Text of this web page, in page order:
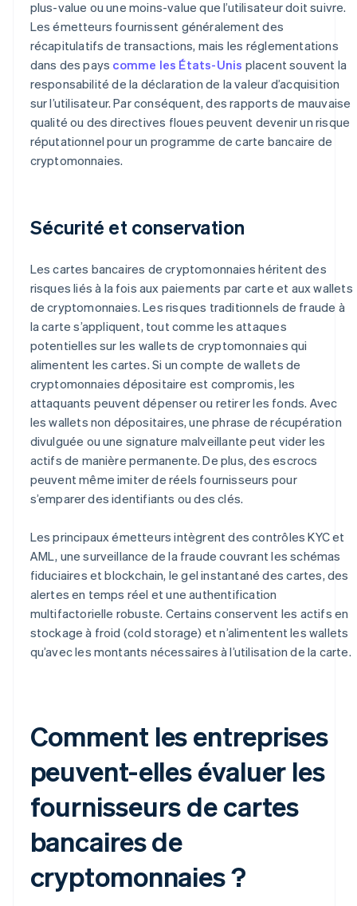
plus-value ou une moins-value que l’utilisateur doit suivre.
Les émetteurs fournissent généralement des
récapitulatifs de transactions, mais les réglementations
dans des pays comme les États-Unis placent souvent la
responsabilité de la déclaration de la valeur d’acquisition
sur l’utilisateur. Par conséquent, des rapports de mauvaise
qualité ou des directives floues peuvent devenir un risque
réputationnel pour un programme de carte bancaire de
cryptomonnaies.
Sécurité et conservation
Les cartes bancaires de cryptomonnaies héritent des
risques liés à la fois aux paiements par carte et aux wallets
de cryptomonnaies. Les risques traditionnels de fraude à
la carte s’appliquent, tout comme les attaques
potentielles sur les wallets de cryptomonnaies qui
alimentent les cartes. Si un compte de wallets de
cryptomonnaies dépositaire est compromis, les
attaquants peuvent dépenser ou retirer les fonds. Avec
les wallets non dépositaires, une phrase de récupération
divulguée ou une signature malveillante peut vider les
actifs de manière permanente. De plus, des escrocs
peuvent même imiter de réels fournisseurs pour
s’emparer des identifiants ou des clés.
Les principaux émetteurs intègrent des contrôles KYC et
AML, une surveillance de la fraude couvrant les schémas
fiduciaires et blockchain, le gel instantané des cartes, des
alertes en temps réel et une authentification
multifactorielle robuste. Certains conservent les actifs en
stockage à froid (cold storage) et n’alimentent les wallets
qu’avec les montants nécessaires à l’utilisation de la carte.
Comment les entreprises
peuvent-elles évaluer les
fournisseurs de cartes
bancaires de
cryptomonnaies ?